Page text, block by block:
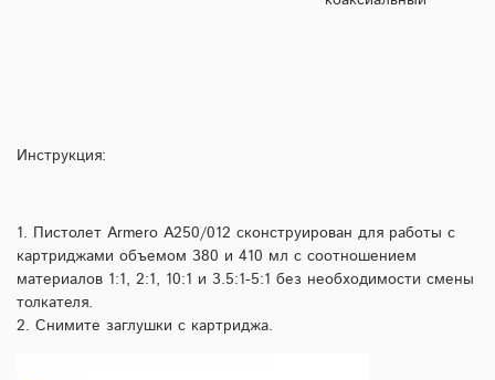
Инструкция:
1. Пистолет Armero A250/012 сконструирован для работы с
картриджами объемом 380 и 410 мл с соотношением
материалов 1:1, 2:1, 10:1 и 3.5:1-5:1 без необходимости смены
толкателя.
2. Снимите заглушки с картриджа.